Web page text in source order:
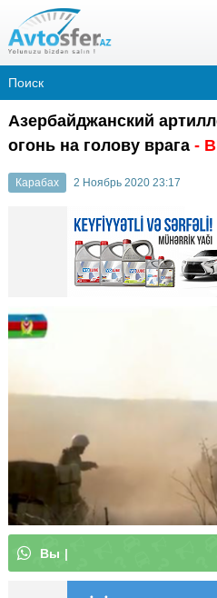
Азербайджанский
огонь на голову врага -
Карабах 2 Ноябрь 2020 23:17
Вы м